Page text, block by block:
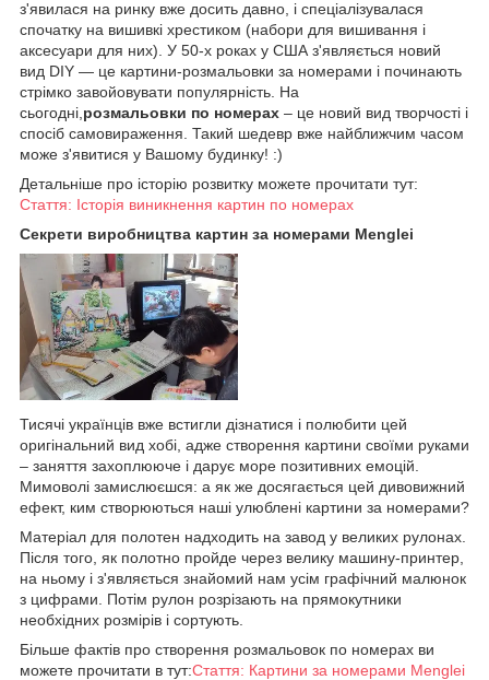
з'явилася на ринку вже досить давно, і спеціалізувалася
спочатку на вишивкі хрестиком (набори для вишивання і
аксесуари для них). У 50-х роках у США з'являється новий
вид DIY — це картини-розмальовки за номерами і починають
стрімко завойовувати популярність. На
сьогодні,розмальовки по номерах – це новий вид творчості і
спосіб самовираження. Такий шедевр вже найближчим часом
може з'явитися у Вашому будинку! :)
Детальніше про історію розвитку можете прочитати тут:
Стаття: Історія виникнення картин по номерах
Секрети виробництва картин за номерами Menglei
Тисячі українців вже встигли дізнатися і полюбити цей
оригінальний вид хобі, адже створення картини своїми руками
– заняття захоплююче і дарує море позитивних емоцій.
Мимоволі замислюєшся: а як же досягається цей дивовижний
ефект, ким створюються наші улюблені картини за номерами?
Матеріал для полотен надходить на завод у великих рулонах.
Після того, як полотно пройде через велику машину-принтер,
на ньому і з'являється знайомий нам усім графічний малюнок
з цифрами. Потім рулон розрізають на прямокутники
необхідних розмірів і сортують.
Більше фактів про створення розмальовок по номерах ви
можете прочитати в тут:Стаття: Картини за номерами Menglei